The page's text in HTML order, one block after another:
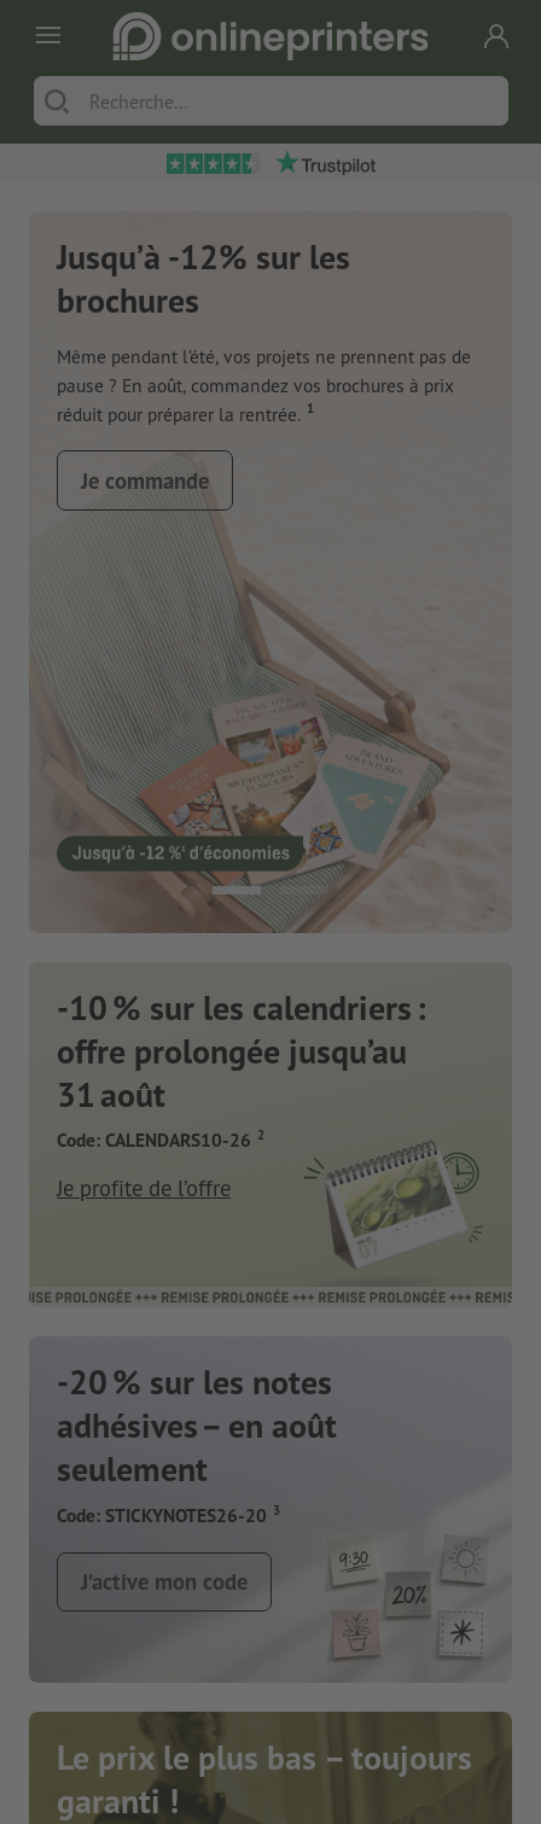
Jusqu’à -12% sur les
brochures
Même pendant l’été, vos projets ne prennent pas de
pause ? En août, commandez vos brochures à prix
réduit pour préparer la rentrée. 1
Je commande
-10 % sur les calendriers :
offre prolongée jusqu’au
31 août
Code: CALENDARS10-26 2
Je profite de l’offre
-20 % sur les notes
adhésives – en août
seulement
Code: STICKYNOTES26-20 3
J’active mon code
Le prix le plus bas – toujours
garanti !